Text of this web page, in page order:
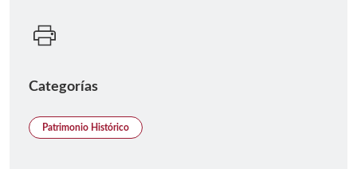
Categorías
Patrimonio Histórico